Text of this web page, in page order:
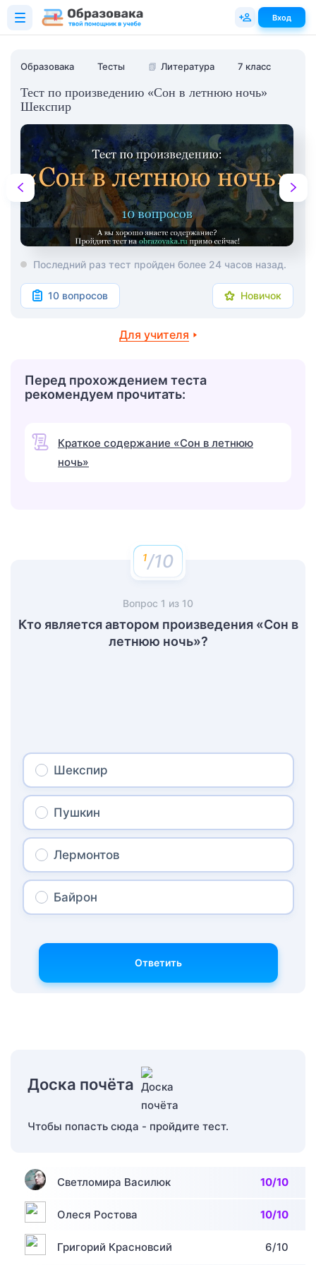
Образовака Тесты 📗 Литература 7 класс
Тест по произведению «Сон в летнюю ночь»
Шекспир
Последний раз тест пройден более 24 часов назад.
10 вопросов Новичок
Для учителя
Перед прохождением теста
рекомендуем прочитать:
Краткое содержание «Сон в летнюю
ночь»
/10
Вопрос 1 из 10
Кто является автором произведения «Сон в
летнюю ночь»?
Шекспир
Пушкин
Лермонтов
Байрон
Ответить
Доска почёта
Чтобы попасть сюда - пройдите тест.
Светломира Василюк 10/10
Олеся Ростова 10/10
Григорий Красновсий 6/10
Вход